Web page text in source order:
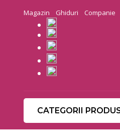
Magazin Ghiduri Companie
CATEGORII